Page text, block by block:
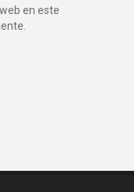
en este